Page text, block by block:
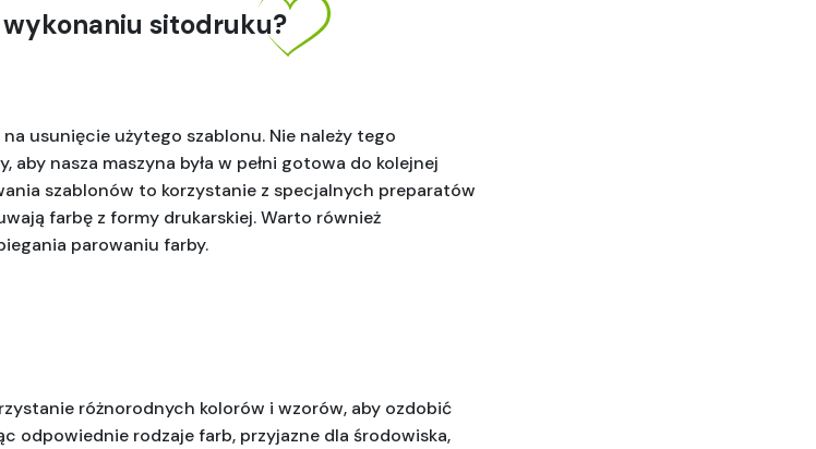
sitodruku?
usunięcie użytego szablonu. Nie należy tego
aby nasza maszyna była w pełni gotowa do kolejnej
szablonów to korzystanie z specjalnych preparatów
farbę z formy drukarskiej. Warto również
parowaniu farby.
różnorodnych kolorów i wzorów, aby ozdobić
odpowiednie rodzaje farb, przyjazne dla środowiska,